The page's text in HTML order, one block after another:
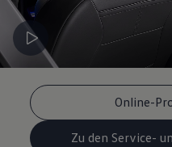
Online-
Zu den Service-